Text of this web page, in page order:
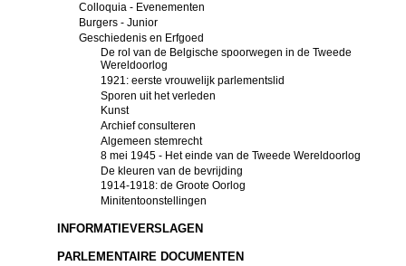
Colloquia - Evenementen
Burgers - Junior
Geschiedenis en Erfgoed
De rol van de Belgische spoorwegen in de Tweede
Wereldoorlog
1921: eerste vrouwelijk parlementslid
Sporen uit het verleden
Kunst
Archief consulteren
Algemeen stemrecht
8 mei 1945 - Het einde van de Tweede Wereldoorlog
De kleuren van de bevrijding
1914-1918: de Groote Oorlog
Minitentoonstellingen
INFORMATIEVERSLAGEN
PARLEMENTAIRE DOCUMENTEN